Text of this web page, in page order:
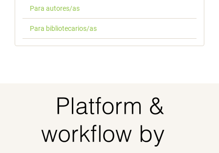
Para autores/as
Para bibliotecarios/as